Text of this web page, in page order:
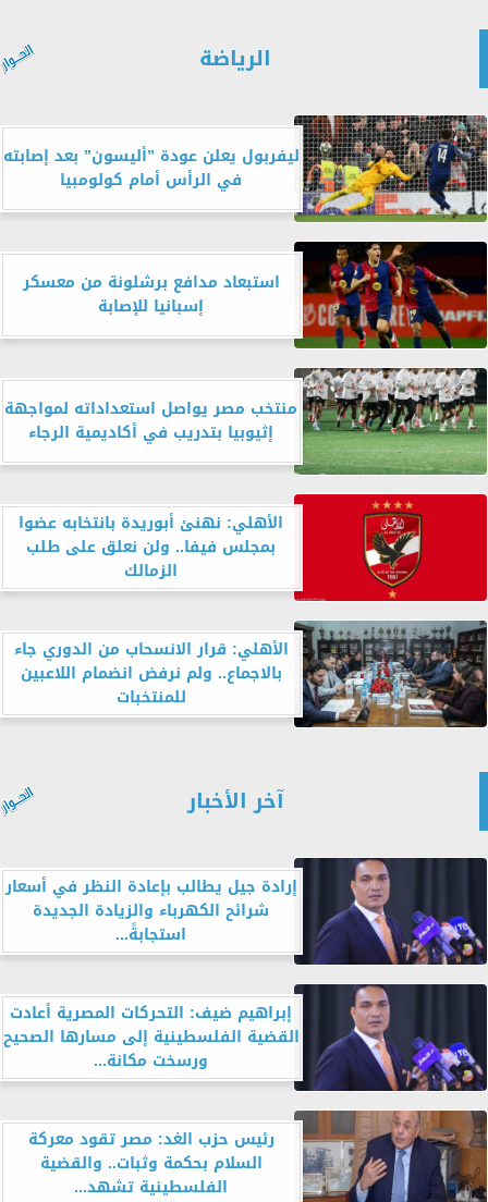
الرياضة
ليفربول يعلن عودة ”أليسون” بعد إصابته
في الرأس أمام كولومبيا
استبعاد مدافع برشلونة من معسكر
إسبانيا للإصابة
منتخب مصر يواصل استعداداته لمواجهة
إثيوبيا بتدريب في أكاديمية الرجاء
الأهلي: نهنئ أبوريدة بانتخابه عضوا
بمجلس فيفا.. ولن نعلق على طلب
الزمالك
الأهلي: قرار الانسحاب من الدوري جاء
بالاجماع.. ولم نرفض انضمام اللاعبين
للمنتخبات
آخر الأخبار
إرادة جيل يطالب بإعادة النظر في أسعار
شرائح الكهرباء والزيادة الجديدة
استجابةً...
إبراهيم ضيف: التحركات المصرية أعادت
القضية الفلسطينية إلى مسارها الصحيح
ورسخت مكانة...
رئيس حزب الغد: مصر تقود معركة
السلام بحكمة وثبات.. والقضية
الفلسطينية تشهد...